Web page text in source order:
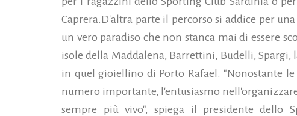
Caprera.D'altra parte il percorso si addice per
un vero paradiso che non stanca mai di essere
isole della Maddalena, Barrettini, Budelli,
in quel gioiellino di Porto Rafael. "Nonostante
numero importante, l'entusiasmo
sempre più vivo", spiega il presidente dello